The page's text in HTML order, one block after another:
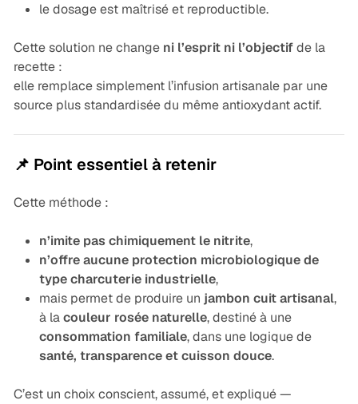
le dosage est maîtrisé et reproductible.
Cette solution ne change ni l’esprit ni l’objectifde la
recette :
elle remplace simplement l’infusion artisanale par une
source plus standardisée du même antioxydant actif.
📌 Point essentiel à retenir
Cette méthode :
n’imite pas chimiquement le nitrite,
n’offre aucune protection microbiologique de
type charcuterie industrielle,
mais permet de produire un jambon cuit artisanal,
à lacouleur rosée naturelle, destiné à une
consommation familiale, dans une logique de
santé, transparence et cuisson douce.
C’est un choix conscient, assumé, et expliqué —